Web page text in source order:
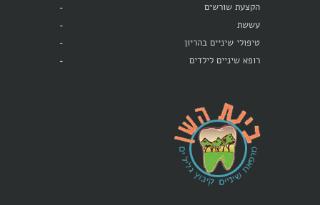
הקצעת שורשים
עששת
טיפולי שיניים בהריון
רופא שיניים לילדים